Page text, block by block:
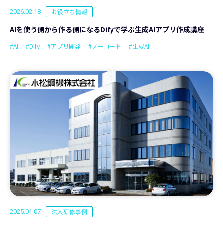
2026.02.18 お役立ち情報
AIを使う側から作る側になるDifyで学ぶ生成AIアプリ作成講座
#AI #DIfy #アプリ開発 #ノーコード #生成AI
2025.01.07 法人研修事例